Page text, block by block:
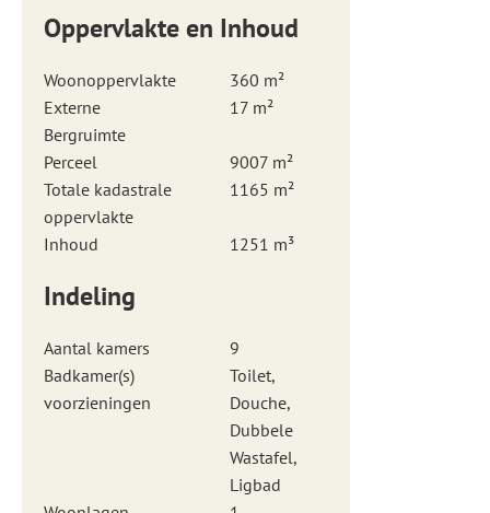
Oppervlakte en Inhoud
Woonoppervlakte
360 m²
Externe
Bergruimte
17 m²
Perceel
9007 m²
Totale kadastrale
oppervlakte
1165 m²
Inhoud 1251 m³
Indeling
Aantal kamers
9
Badkamer(s)
voorzieningen
Toilet,
Douche,
Dubbele
Wastafel,
Ligbad